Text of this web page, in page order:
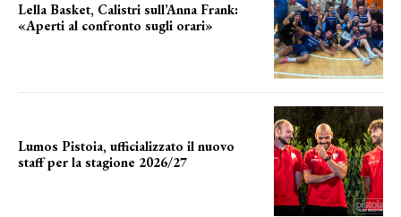
Lella Basket, Calistri sull’Anna Frank:
«Aperti al confronto sugli orari»
Lumos Pistoia, ufficializzato il nuovo
staff per la stagione 2026/27